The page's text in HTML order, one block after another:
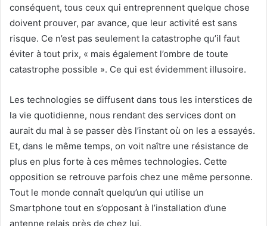
conséquent, tous ceux qui entreprennent quelque chose
doivent prouver, par avance, que leur activité est sans
risque. Ce n’est pas seulement la catastrophe qu’il faut
éviter à tout prix, « mais également l’ombre de toute
catastrophe possible ». Ce qui est évidemment illusoire.
Les technologies se diffusent dans tous les interstices de
la vie quotidienne, nous rendant des services dont on
aurait du mal à se passer dès l’instant où on les a essayés.
Et, dans le même temps, on voit naître une résistance de
plus en plus forte à ces mêmes technologies. Cette
opposition se retrouve parfois chez une même personne.
Tout le monde connaît quelqu’un qui utilise un
Smartphone tout en s’opposant à l’installation d’une
antenne relais près de chez lui.